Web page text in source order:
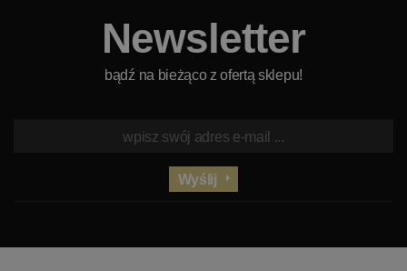
Newsletter
bądź na bieżąco z ofertą sklepu!
Wyślij